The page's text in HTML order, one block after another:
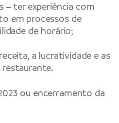
– ter experiência com
em processos de
de horário;
a lucratividade e as
restaurante.
ou encerramento da